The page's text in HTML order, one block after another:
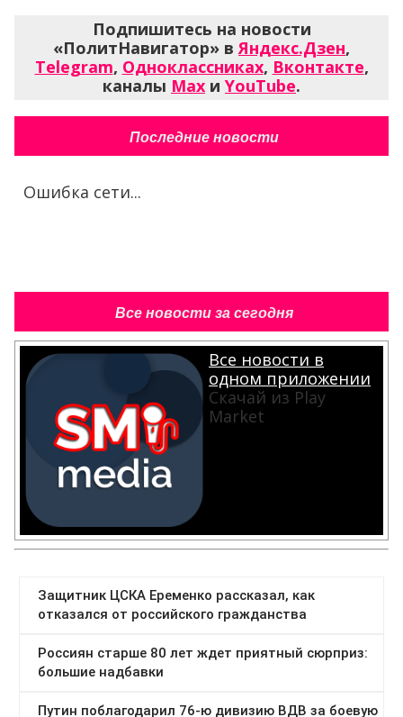
Подпишитесь на новости
«ПолитНавигатор» в Яндекс.Дзен,
Telegram, Одноклассниках, Вконтакте,
каналы Max и YouTube.
Последние новости
Ошибка сети...
Все новости за сегодня
Все новости в
одном приложении
Скачай из Play
Market